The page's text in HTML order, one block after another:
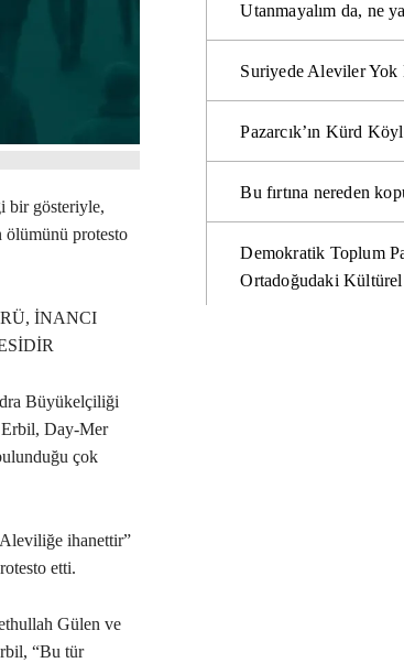
bir gösteriyle,
ölümünü protesto
İNANCI
Büyükelçiliği
Erbil, Day-Mer
çok
ihanettir”
etti.
Gülen ve
“Bu tür
Utanmayalım da, ne
Suriyede Aleviler
Pazarcık’ın Kürd
Bu fırtına nereden
Demokratik Toplum
Ortadoğudaki Kültürel